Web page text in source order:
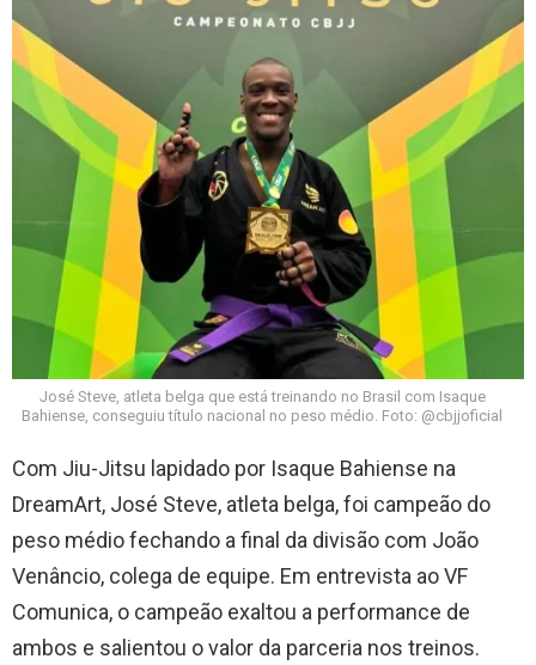
José Steve, atleta belga que está treinando no Brasil com Isaque
Bahiense, conseguiu título nacional no peso médio. Foto: @cbjjoficial
Com Jiu-Jitsu lapidado por Isaque Bahiense na
DreamArt, José Steve, atleta belga, foi campeão do
peso médio fechando a final da divisão com João
Venâncio, colega de equipe. Em entrevista ao VF
Comunica, o campeão exaltou a performance de
ambos e salientou o valor da parceria nos treinos.